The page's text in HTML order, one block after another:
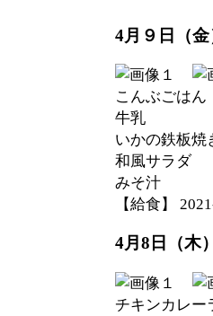
4月９日（
こんぶごはん
牛乳
いかの鉄板焼
和風サラダ
みそ汁
【給食】
4月8日（木
チキンカレー